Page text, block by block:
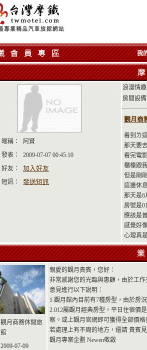
我
暱稱：
阿賢
發表：
2009-07-07 00:45:10
好友：
加入好友
短訊： 發送短訊
浪漫情
房間設
觀月商
看到ㄌ
那天要
看完電
櫃檯跟
但是剛
這邊休
那天是6
房號是
應該是
感覺好
心理真
觀月商務休閒旅
館
2009-07-09
親愛的觀月貴賓，您好：
非常感謝您的光臨與惠顧，由於工
意見進行以下說明：
1.觀月館內目前有7種房型，由於房
2.012屬觀月經典房型，平日住宿價
察。或上觀月官網即可獲得全部價格
若處理上有不周的地方，還請 貴賓
觀月專案企劃 Newen敬啟